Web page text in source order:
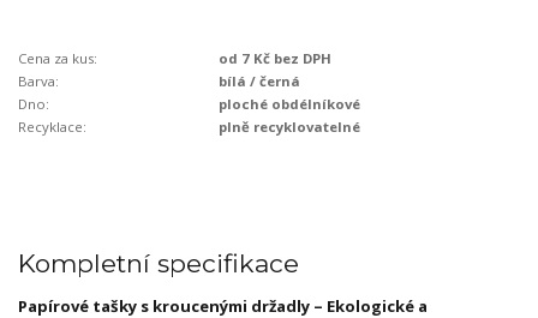
Cena za kus:
od 7 Kč bez DPH
Barva:
bílá / černá
Dno:
ploché obdélníkové
Recyklace:
plně recyklovatelné
Kompletní specifikace
Papírové tašky s kroucenými držadly – Ekologické a